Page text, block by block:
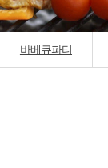
바베큐파티